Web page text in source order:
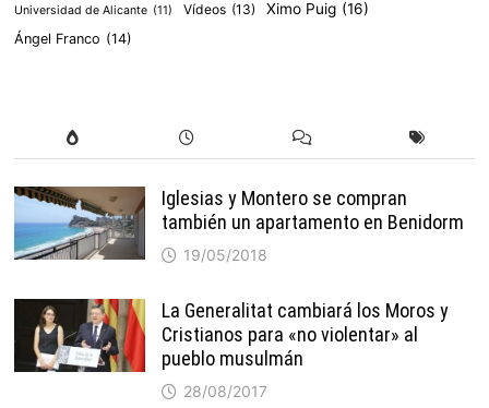
Universidad de Alicante (11) Vídeos (13) Ximo Puig (16)
Ángel Franco (14)
Iglesias y Montero se compran
también un apartamento en Benidorm
19/05/2018
La Generalitat cambiará los Moros y
Cristianos para «no violentar» al
pueblo musulmán
28/08/2017